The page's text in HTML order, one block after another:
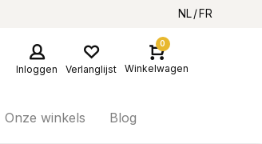
NL FR
Inloggen Verlanglijst
0
Winkelwagen
Onze winkels Blog